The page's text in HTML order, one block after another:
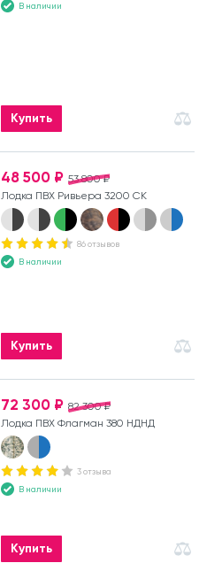
В наличии
Купить
53 800 ₽
48 500 ₽
Лодка ПВХ Ривьера 3200 СК
86 отзывов
В наличии
Купить
82 300 ₽
72 300 ₽
Лодка ПВХ Флагман 380 НДНД
3 отзыва
В наличии
Купить